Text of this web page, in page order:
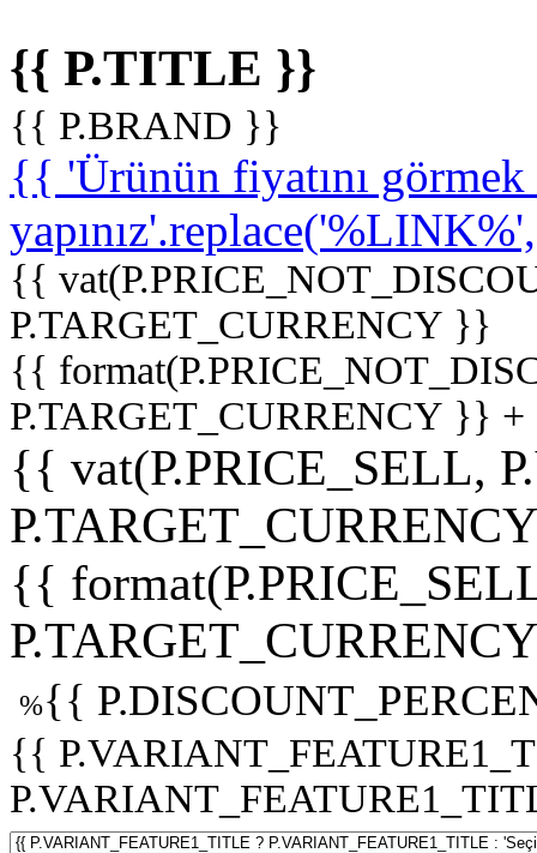
{{ P.TITLE }}
{{ P.BRAND }}
{{ 'Ürünün fiyatını
{{
P.TARGET_CURRENCY }}
{{
P.TARGET_CURRENCY }}
{{ vat(P.PRICE_SELL,
{{
%{{
{{